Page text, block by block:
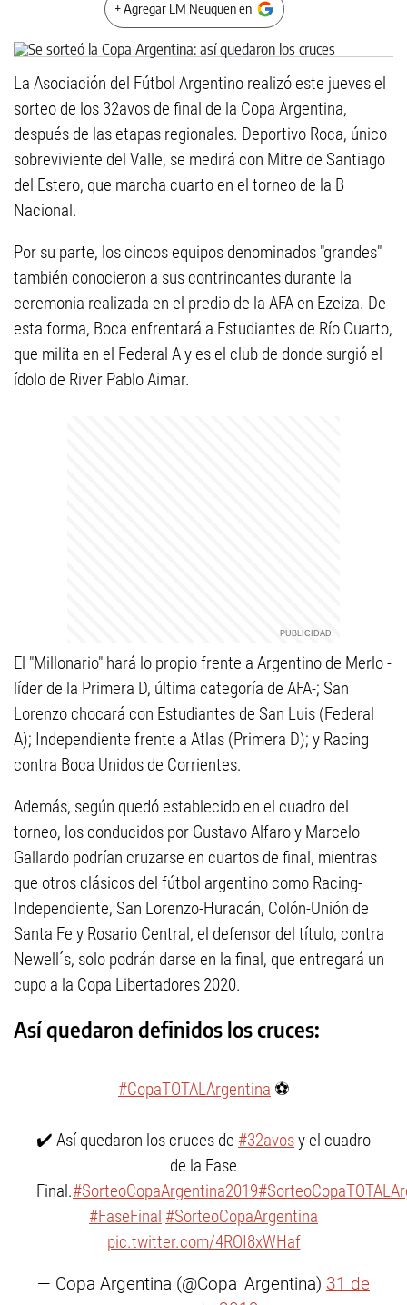
+ Agregar LM Neuquen en
La Asociación del Fútbol Argentino realizó este jueves el
sorteo de los 32avos de final de la Copa Argentina,
después de las etapas regionales. Deportivo Roca, único
sobreviviente del Valle, se medirá con Mitre de Santiago
del Estero, que marcha cuarto en el torneo de la B
Nacional.
Por su parte, los cincos equipos denominados "grandes"
también conocieron a sus contrincantes durante la
ceremonia realizada en el predio de la AFA en Ezeiza. De
esta forma, Boca enfrentará a Estudiantes de Río Cuarto,
que milita en el Federal A y es el club de donde surgió el
ídolo de River Pablo Aimar.
El "Millonario" hará lo propio frente a Argentino de Merlo -
líder de la Primera D, última categoría de AFA-; San
Lorenzo chocará con Estudiantes de San Luis (Federal
A); Independiente frente a Atlas (Primera D); y Racing
contra Boca Unidos de Corrientes.
Además, según quedó establecido en el cuadro del
torneo, los conducidos por Gustavo Alfaro y Marcelo
Gallardo podrían cruzarse en cuartos de final, mientras
que otros clásicos del fútbol argentino como Racing-
Independiente, San Lorenzo-Huracán, Colón-Unión de
Santa Fe y Rosario Central, el defensor del título, contra
Newell´s, solo podrán darse en la final, que entregará un
cupo a la Copa Libertadores 2020.
Así quedaron definidos los cruces:
#CopaTOTALArgentina ⚽
✔️ Así quedaron los cruces de #32avosy el cuadro
de la Fase
Final.#SorteoCopaArgentina2019
#FaseFinal #SorteoCopaArgentina
pic.twitter.com/4ROI8xWHaf
— Copa Argentina (@Copa_Argentina) 31 de